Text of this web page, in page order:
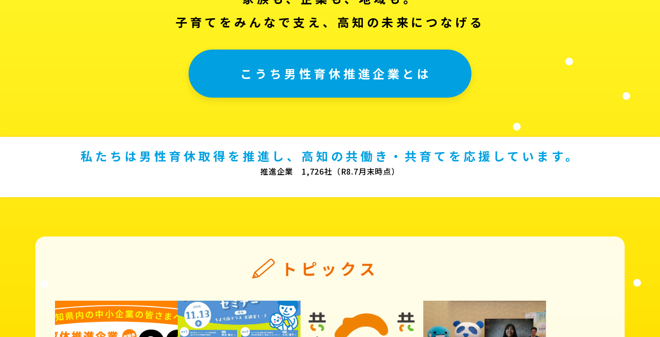
子育てをみんなで支え、高知の未来につなげる
こうち男性育休推進企業とは
私たちは男性育休取得を推進し、高知の共働き・共育てを応援しています。
推進企業 1,726社（R8.7月末時点）
トピックス